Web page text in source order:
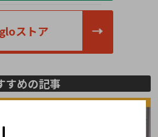
ストア
すめの記事